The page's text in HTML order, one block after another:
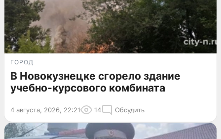
ГОРОД
В Новокузнецке сгорело здание
учебно-курсового комбината
4 августа, 2026, 22:21 14 Обсудить